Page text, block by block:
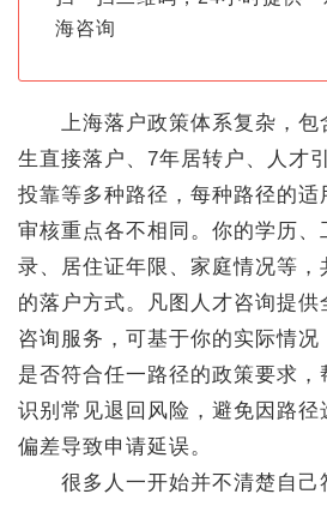
海咨询
上海落户政策体系复杂，包
生直接落户、7年居转户、人才
投靠等多种路径，每种路径的适
审核重点各不相同。你的学历、
录、居住证年限、家庭情况等
的落户方式。凡图人才咨询提供
咨询服务，可基于你的实际情
是否符合任一路径的政策要求，
识别常见退回风险，避免因路径
偏差导致申请延误。
很多人一开始并不清楚自己